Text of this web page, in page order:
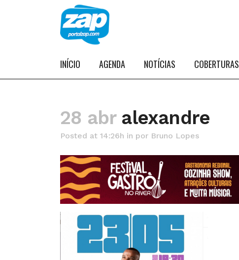
INÍCIO AGENDA NOTÍCIAS COBERTURAS
28 abralexandre
Posted at 14:26h in por Bruno Lopes